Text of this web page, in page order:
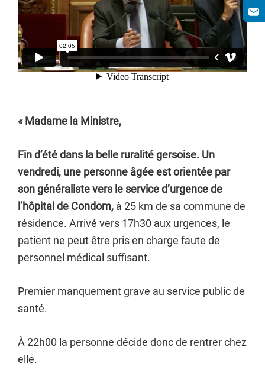
« Madame la Ministre,
Fin d’été dans la belle ruralité gersoise. Un
vendredi, une personne âgée est orientée par
son généraliste vers le service d’urgence de
l’hôpital de Condom, à 25 km de sa commune de
résidence. Arrivé vers 17h30 aux urgences, le
patient ne peut être pris en charge faute de
personnel médical suffisant.
Premier manquement grave au service public de
santé.
À 22h00 la personne décide donc de rentrer chez
elle.